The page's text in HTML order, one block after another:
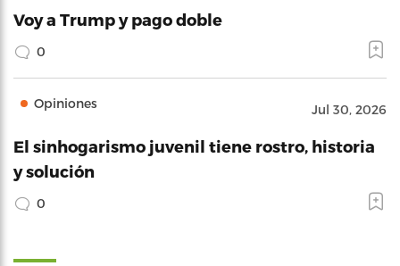
Voy a Trump y pago doble
0
Opiniones Jul 30, 2026
El sinhogarismo juvenil tiene rostro, historia
y solución
0